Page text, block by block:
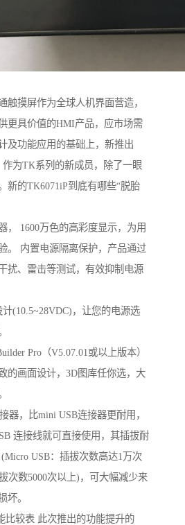
触摸屏作为全球人机界面营造，
更具价值的HMI产品，应市场需
及功能应用的基础上，新推出
作为TK系列的新成员，除了一眼
新的TK6071iP到底有哪些“脱胎
， 1600万色的高彩度显示，为用
。 内置电源隔离保护，产品通过
扰、雷击等测试，有效抑制电源
(10.5~28VDC)，让您的电源选
Pro（V5.07.01或以上版本）
的画面设计，3D图库任你选，大
器，比mini USB连接器更耐用，
连接线就可直接使用，其插拔耐
USB：插拔次数高达1万次
次数5000次以上)，可大幅减少来
坏。
比较表 此次推出的功能提升的